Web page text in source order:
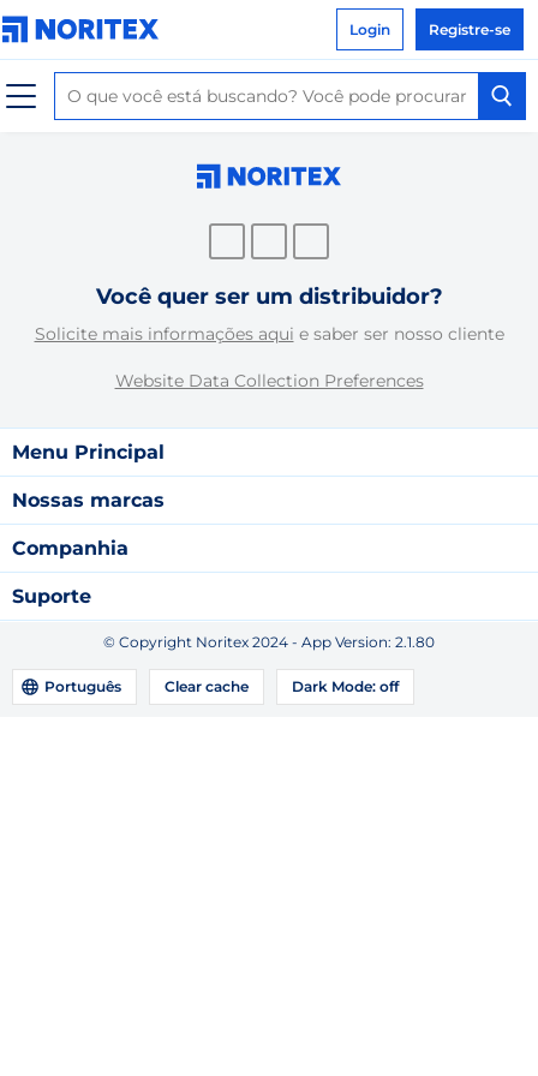
Login Registre-se
Você quer ser um distribuidor?
Solicite mais informações aqui e saber ser nosso cliente
Website Data Collection Preferences
Menu Principal
Nossas marcas
Companhia
Suporte
© Copyright Noritex 2024 - App Version: 2.1.80
Português Clear cache Dark Mode: off